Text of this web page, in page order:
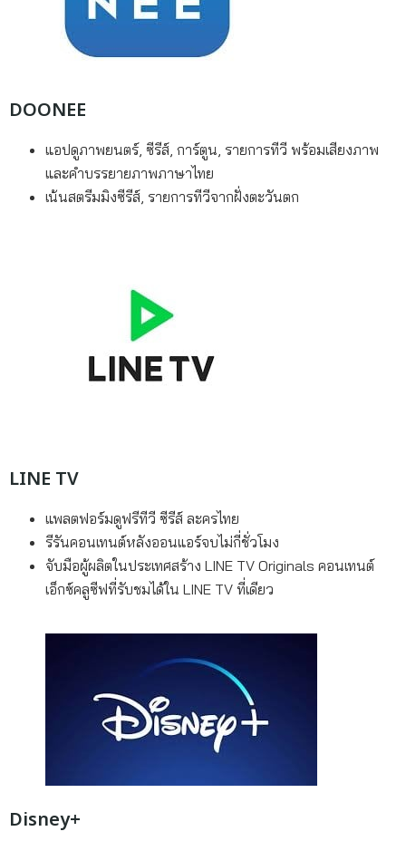
DOONEE
แอปดูภาพยนตร์, ซีรีส์, การ์ตูน, รายการทีวี พร้อมเสียงภาพ
และคำบรรยายภาพภาษาไทย
เน้นสตรีมมิงซีรีส์, รายการทีวีจากฝั่งตะวันตก
LINE TV
แพลตฟอร์มดูฟรีทีวี ซีรีส์ ละครไทย
รีรันคอนเทนต์หลังออนแอร์จบไม่กี่ชั่วโมง
จับมือผู้ผลิตในประเทศสร้าง LINE TV Originals คอนเทนต์
เอ็กซ์คลูซีฟที่รับชมได้ใน LINE TV ที่เดียว
Disney+